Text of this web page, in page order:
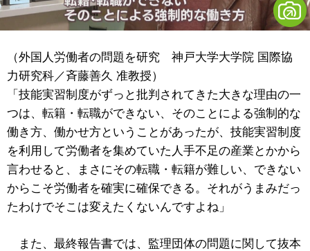
（外国人労働者の問題を研究 神戸大学大学院 国際協
力研究科／斉藤善久 准教授）
「技能実習制度がずっと批判されてきた大きな理由の一
つは、転籍・転職ができない、そのことによる強制的な
働き方、働かせ方ということがあったが、技能実習制度
を利用して労働者を集めていた人手不足の産業とかから
言わせると、まさにその転職・転籍が難しい、できない
からこそ労働者を確実に確保できる。それがうまみだっ
たわけでそこは変えたくないんですよね」
また、最終報告書では、監理団体の問題に関して抜本